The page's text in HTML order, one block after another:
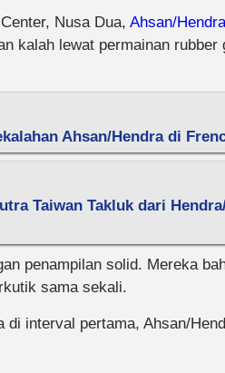
Nusa Dua, Ahsan/Hendra
kalah lewat permainan rubber
Ahsan/Hendra di
Taiwan Takluk dari
penampilan solid. Mereka
sama sekali.
interval pertama, Ahsan/